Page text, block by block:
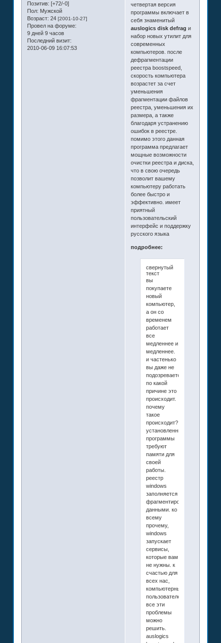
Позитив: [+72/-0]
Пол: Мужской
Возраст: 24 [2001-10-27]
Провел на форуме:
9 дней 9 часов
Последний визит:
2010-06-09 16:07:53
четвертая версия
программы включает в
себя знаменитый
auslogics disk defrag и
набор новых утилит для
современных
компьютеров. после
дефрагментации
реестра boostspeed,
скорость компьютера
возрастет за счет
уменьшения
фрагментации файлов
реестра, уменьшения их
размера, а также
благодаря устранению
ошибок в реестре.
помимо этого данная
программа предлагает
мощные возможности
очистки реестра и диска,
что в свою очередь
позволит вашему
компьютеру работать
более быстро и
эффективно. имеет
приятный
пользовательский
интерфейс и поддержку
русского языка
подробнее:
свернутый
текст
вы
покупаете
новый
компьютер,
а он со
временем
работает
все
медленнее и
медленнее.
и частенько
вы даже не
подозреваете
по какой
причине это
происходит.
почему
такое
происходит?
установленные
программы
требуют
памяти для
своей
работы.
реестр
windows
заполняется
фрагментированными
данными. ко
всему
прочему,
windows
запускает
сервисы,
которые вам
не нужны. к
счастью для
всех нас,
компьютерных
пользователей,
все эти
проблемы
можно
решить.
auslogics